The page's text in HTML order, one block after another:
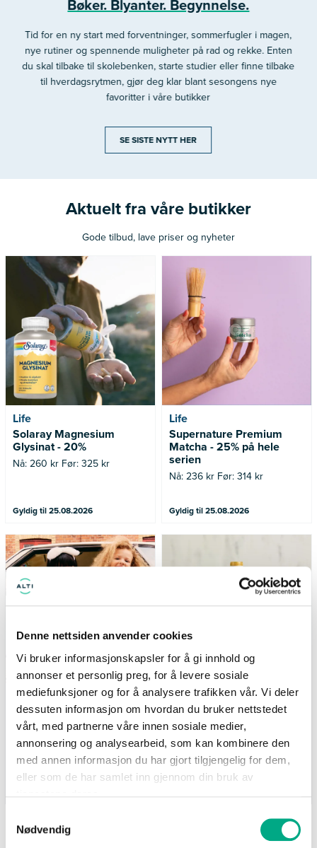
Denne nettsiden anvender cookies
Vi bruker informasjonskapsler for å gi innhold og
annonser et personlig preg, for å levere sosiale
mediefunksjoner og for å analysere trafikken vår. Vi deler
dessuten informasjon om hvordan du bruker nettstedet
vårt, med partnerne våre innen sosiale medier,
annonsering og analysearbeid, som kan kombinere den
med annen informasjon du har gjort tilgjengelig for dem,
eller som de har samlet inn gjennom din bruk av
Nødvendig
Bøker. Blyanter. Begynnelse.
Tid for en ny start med forventninger, sommerfugler i magen,
nye rutiner og spennende muligheter på rad og rekke. Enten
du skal tilbake til skolebenken, starte studier eller finne tilbake
til hverdagsrytmen, gjør deg klar blant sesongens nye
favoritter i våre butikker
SE SISTE NYTT HER
Aktuelt fra våre butikker
Gode tilbud, lave priser og nyheter
Life
Solaray Magnesium
Glysinat - 20%
Nå: 260 kr Før: 325 kr
Gyldig til 25.08.2026
Nå: 260 kr Før: 325 kr
Life
Supernature Premium
Matcha - 25% på hele
serien
Nå: 236 kr Før: 314 kr
Gyldig til 25.08.2026
Kappahl
Medlemstilbud: 3 for 2 på
barnevarer
(gjelder ikke Newbie) Tilbudet
gjelder i perioden 7.8-17.8
(gjelder ikke Newbie) Tilbudet
gjelder i perioden 7.8-17.8
Life
Supernature MCT-olje
500ml - 25% på hele
serien
Nå: 247 kr Før: 329 kr